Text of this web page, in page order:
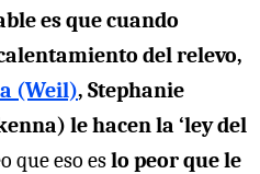
es que cuando
del relevo,
(Weil), Stephanie
le hacen la ‘ley del
que eso eslo peor que le